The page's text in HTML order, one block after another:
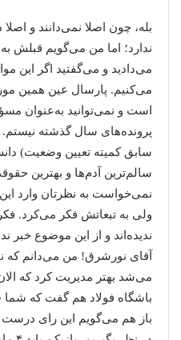
بله، چون اصلا نمی‌دانند و
ندارد؛ اما من می‌گویم قبلش
می‌دادید و می‌گفتید اگر این
می‌کنیم. پارسال عین همین
است و نمی‌توانید به‌عنوان
پرونده‌های سال گذشته
سابق کمیته تعیین وضعیت)
سالم‌ترین آدم‌ها و بهترین
نمی‌خواست به نظرتان وارد
ولی به تبعاتش فکر می‌کرد.
ندیده‌اند و از این موضوع خبر
آقای نورشرق! من می‌دانم
می‌شد بهتر مدیریت کرد که
باشگاه فولاد هم گفت که شما
باز هم می‌گویم این رای